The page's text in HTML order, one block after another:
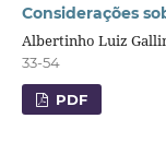
Considerações
Albertinho Luiz
33-54
PDF